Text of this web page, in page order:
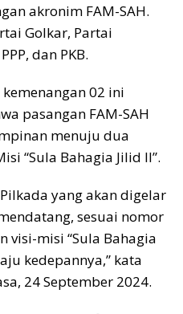
akronim FAM-SAH.
Golkar, Partai
dan PKB.
02 ini
pasangan FAM-SAH
menuju dua
“Sula Bahagia Jilid II”.
yang akan digelar
sesuai nomor
visi-misi “Sula Bahagia
kedepannya,” kata
24 September 2024.